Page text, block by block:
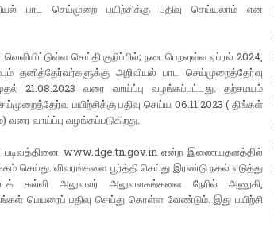
பாட செய்முறை பயிற்சிக்கு பதிவு செய்யலாம் என
செய்தி குறிப்பில்; நடைபெறவுள்ள ஏப்ரல் 2024,
தனித்தேர்வர்களுக்கு அறிவியல் பாட செய்முறைத்தேர்வு
21.08.2023 வரை வாய்ப்பு வழங்கப்பட்டது. தற்சமயம்
பயிற்சிக்கு பதிவு செய்ய 06.11.2023 ( திங்கள்
வாய்ப்பு வழங்கப்படுகிறது.
www.dge.tn.gov.in என்ற இணையதளத்தில்
செய்து. விவரங்களை பூர்த்தி செய்து இரண்டு நகல் எடுத்து
கல்வி அலுவலர் அலுவலகங்களை நேரில் அணுகி,
பெயரைப் பதிவு செய்து கொள்ள வேண்டும். இது பயிற்சி